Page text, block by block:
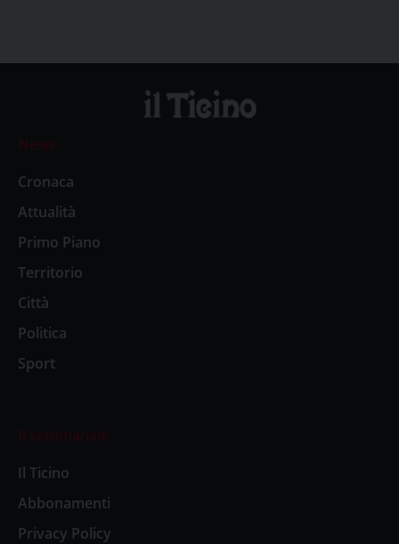
News
Cronaca
Attualità
Primo Piano
Territorio
Città
Politica
Sport
Il settimanale
Il Ticino
Abbonamenti
Privacy Policy